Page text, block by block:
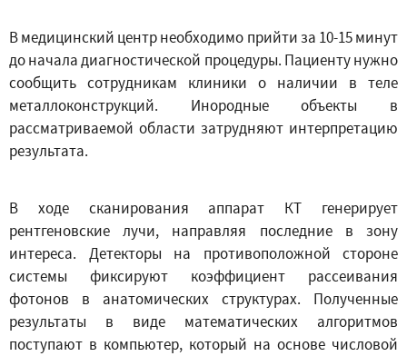
В медицинский центр необходимо прийти за 10-15 минут
до начала диагностической процедуры. Пациенту нужно
сообщить сотрудникам клиники о наличии в теле
металлоконструкций. Инородные объекты в
рассматриваемой области затрудняют интерпретацию
результата.
В ходе сканирования аппарат КТ генерирует
рентгеновские лучи, направляя последние в зону
интереса. Детекторы на противоположной стороне
системы фиксируют коэффициент рассеивания
фотонов в анатомических структурах. Полученные
результаты в виде математических алгоритмов
поступают в компьютер, который на основе числовой